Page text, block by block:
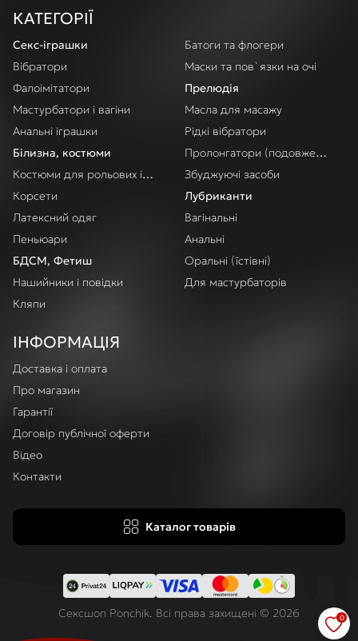
0
КАТЕГОРІЇ
Секс-іграшки
Вібратори
Фалоімітатори
Мастурбатори і вагіни
Анальні іграшки
Білизна, костюми
Костюми для рольових ігор
Корсети
Латексний одяг
Пеньюари
БДСМ, Фетиш
Нашийники і повідки
Кляпи
Батоги та флогери
Маски та пов`язки на очі
Прелюдія
Масла для масажу
Рідкі вібратори
Пролонгатори (подовження
Збуджуючі засоби
Лубриканти
Вагінальні
Анальні
Оральні (їстівні)
Для мастурбаторів
ІНФОРМАЦІЯ
Доставка і оплата
Про магазин
Гарантії
Договір публічної оферти
Відео
Контакти
Каталог товарів
Сексшоп Ponchik. Всі права захищені © 2026